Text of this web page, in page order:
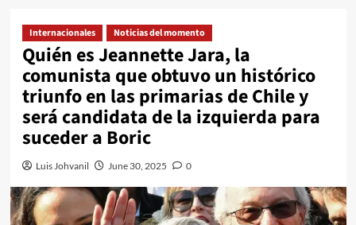
Internacionales Noticias del momento
Quién es Jeannette Jara, la
comunista que obtuvo un histórico
triunfo en las primarias de Chile y
será candidata de la izquierda para
suceder a Boric
Luis Johvanil June 30, 2025 0